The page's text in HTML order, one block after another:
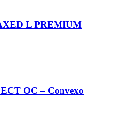
L PREMIUM
OC – Convexo